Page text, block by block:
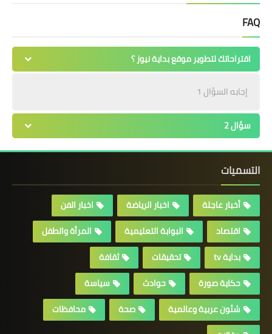
FAQ
اقتراحاتك لتطوير موقع بداية نيوز ؟
إجابه السؤال 1
سؤال 2
التسميات
أخبار عاجلة اخبار الرياضة
اخبار الفن
اقتصاد
البوابة التعليمية
المرأة والطفل
بداية tv
تحقيقات
ثقافة
حكاية صورة
حوادث
سياسة
شئون عربية وعالمية
صحة
محافظات